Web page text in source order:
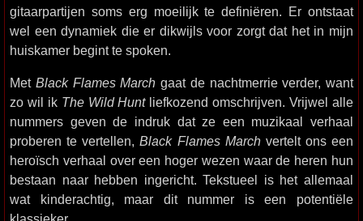
gitaarpartijen soms erg moeilijk te definiëren. Er ontstaat
wel een dynamiek die er dikwijls voor zorgt dat het in mijn
huiskamer begint te spoken.
Met Black Flames March gaat de nachtmerrie verder, want
zo wil ik The Wild Huntliefkozend omschrijven. Vrijwel alle
nummers geven de indruk dat ze een muzikaal verhaal
proberen te vertellen,Black Flames Marchvertelt ons een
heroïsch verhaal over een hoger wezen waar de heren hun
bestaan naar hebben ingericht. Tekstueel is het allemaal
wat kinderachtig, maar dit nummer is een potentiële